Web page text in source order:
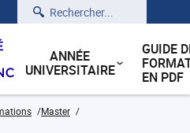
Rechercher
ANNÉE
UNIVERSITAIRE
GUIDE
EN PDF
Master